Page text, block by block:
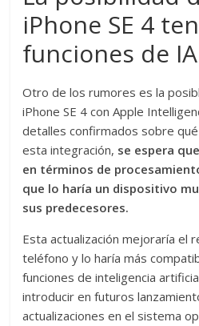
iPhone SE 4
funciones de IA
Otro de los rumores es la
iPhone SE 4 con Apple
detalles confirmados sobre
esta integración, se espera
en términos de
que lo haría un dispositivo
sus predecesores.
Esta actualización mejoraría el
teléfono y lo haría más
funciones de inteligencia
introducir en futuros
actualizaciones en el sistema